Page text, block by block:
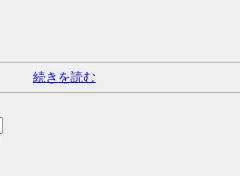
続きを読む